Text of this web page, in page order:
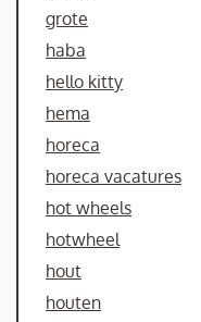
grote
haba
hello kitty
hema
horeca
horeca vacatures
hot wheels
hotwheel
hout
houten